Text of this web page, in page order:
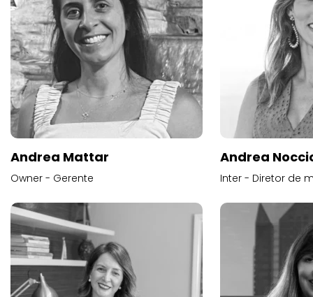
Andrea Mattar
Owner - Gerente
Andrea
Inter - Diretor de